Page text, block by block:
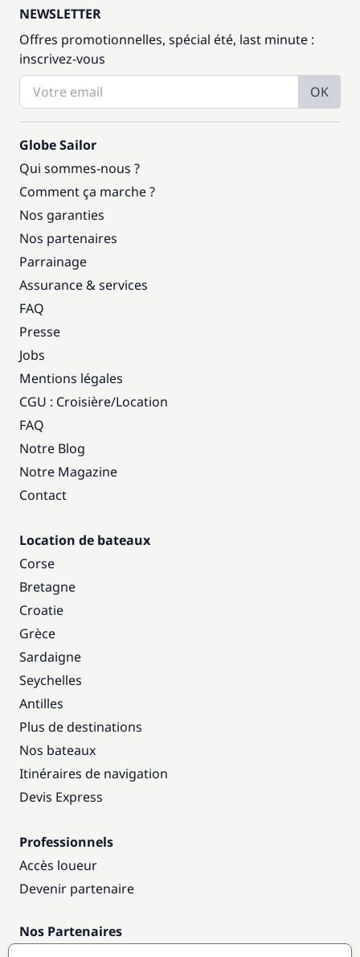
NEWSLETTER
Offres promotionnelles, spécial été, last minute :
inscrivez-vous
OK
Globe Sailor
Qui sommes-nous ?
Comment ça marche ?
Nos garanties
Nos partenaires
Parrainage
Assurance & services
FAQ
Presse
Jobs
Mentions légales
CGU : Croisière/Location
FAQ
Notre Blog
Notre Magazine
Contact
Location de bateaux
Corse
Bretagne
Croatie
Grèce
Sardaigne
Seychelles
Antilles
Plus de destinations
Nos bateaux
Itinéraires de navigation
Devis Express
Professionnels
Accès loueur
Devenir partenaire
Nos Partenaires